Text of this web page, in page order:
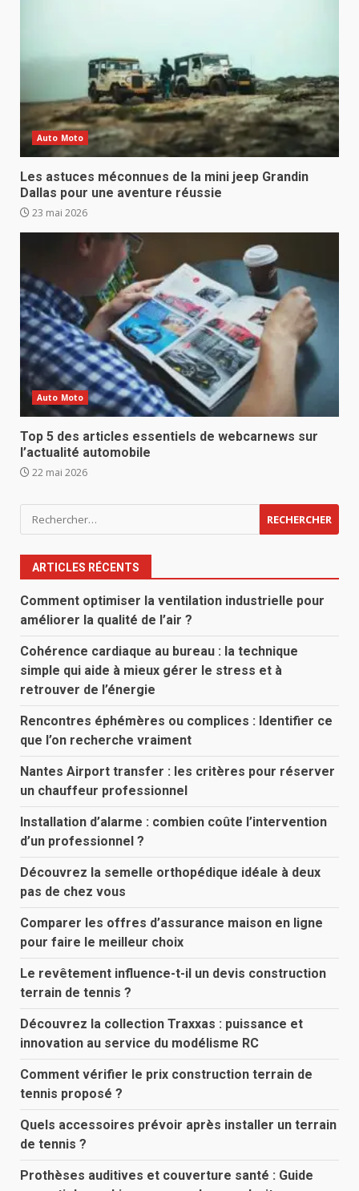
Auto Moto
Les astuces méconnues de la mini jeep Grandin
Dallas pour une aventure réussie
23 mai 2026
Auto Moto
Top 5 des articles essentiels de webcarnews sur
l’actualité automobile
22 mai 2026
Rechercher :
ARTICLES RÉCENTS
Comment optimiser la ventilation industrielle pour
améliorer la qualité de l’air ?
Cohérence cardiaque au bureau : la technique
simple qui aide à mieux gérer le stress et à
retrouver de l’énergie
Rencontres éphémères ou complices : Identifier ce
que l’on recherche vraiment
Nantes Airport transfer : les critères pour réserver
un chauffeur professionnel
Installation d’alarme : combien coûte l’intervention
d’un professionnel ?
Découvrez la semelle orthopédique idéale à deux
pas de chez vous
Comparer les offres d’assurance maison en ligne
pour faire le meilleur choix
Le revêtement influence-t-il un devis construction
terrain de tennis ?
Découvrez la collection Traxxas : puissance et
innovation au service du modélisme RC
Comment vérifier le prix construction terrain de
tennis proposé ?
Quels accessoires prévoir après installer un terrain
de tennis ?
Prothèses auditives et couverture santé : Guide